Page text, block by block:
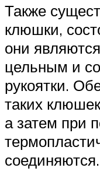
Также
клюшки,
они
цельным и
рукоятки.
таких
а затем при
соединяются.